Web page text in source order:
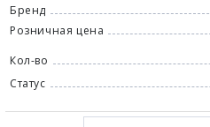
Бренд
Розничная цена
Кол-во
Статус